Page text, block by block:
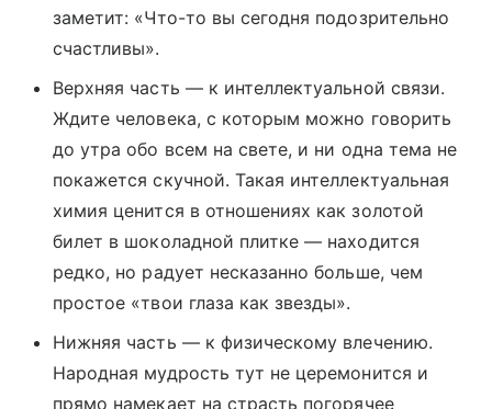
заметит: «Что-то вы сегодня подозрительно
счастливы».
Верхняя часть — к интеллектуальной связи.
Ждите человека, с которым можно говорить
до утра обо всем на свете, и ни одна тема не
покажется скучной. Такая интеллектуальная
химия ценится в отношениях как золотой
билет в шоколадной плитке — находится
редко, но радует несказанно больше, чем
простое «твои глаза как звезды».
Нижняя часть — к физическому влечению.
Народная мудрость тут не церемонится и
прямо намекает на страсть погорячее